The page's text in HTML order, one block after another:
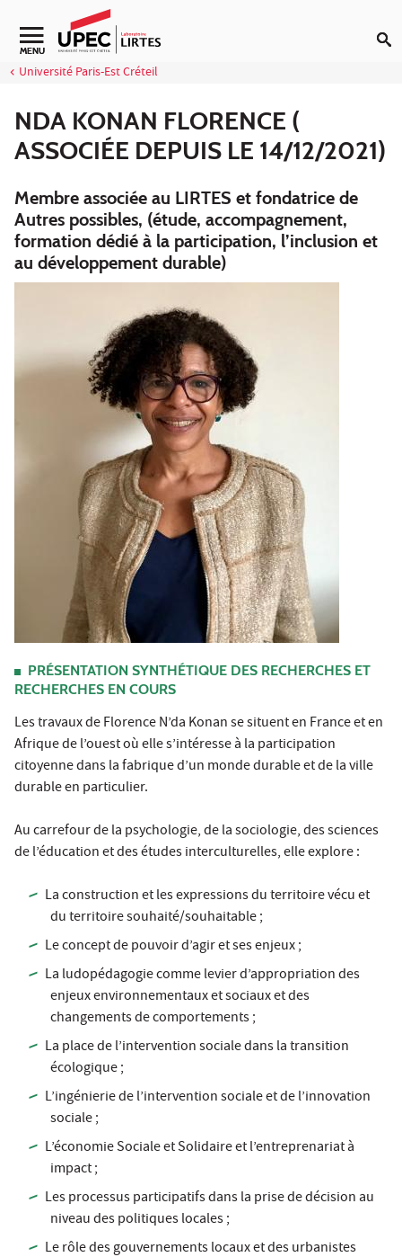
Aller au contenu
Navigation secondaire
MENU
Université Paris-Est Créteil
NDA KONAN FLORENCE (
ASSOCIÉE DEPUIS LE 14/12/2021)
Membre associée au LIRTES et fondatrice de
Autres possibles, (étude, accompagnement,
formation dédié à la participation, l’inclusion et
au développement durable)
PRÉSENTATION SYNTHÉTIQUE DES RECHERCHES ET
RECHERCHES EN COURS
Les travaux de Florence N’da Konan se situent en France et en
Afrique de l’ouest où elle s’intéresse à la participation
citoyenne dans la fabrique d’un monde durable et de la ville
durable en particulier.
Au carrefour de la psychologie, de la sociologie, des sciences
de l’éducation et des études interculturelles, elle explore :
La construction et les expressions du territoire vécu et
du territoire souhaité/souhaitable ;
Le concept de pouvoir d’agir et ses enjeux ;
La ludopédagogie comme levier d’appropriation des
enjeux environnementaux et sociaux et des
changements de comportements ;
La place de l’intervention sociale dans la transition
écologique ;
L’ingénierie de l’intervention sociale et de l’innovation
sociale ;
L’économie Sociale et Solidaire et l’entreprenariat à
impact ;
Les processus participatifs dans la prise de décision au
niveau des politiques locales ;
Le rôle des gouvernements locaux et des urbanistes